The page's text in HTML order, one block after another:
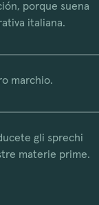
porque suena
italiana.
marchio.
gli sprechi
materie prime.